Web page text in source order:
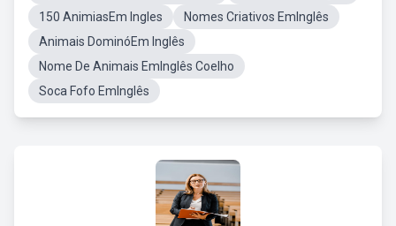
150 AnimiasEm Ingles
Nomes Criativos EmInglês
Animais DominóEm Inglês
Nome De Animais EmInglês Coelho
Soca Fofo EmInglês